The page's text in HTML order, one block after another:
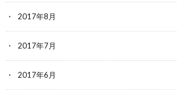
2017年8月
2017年7月
2017年6月